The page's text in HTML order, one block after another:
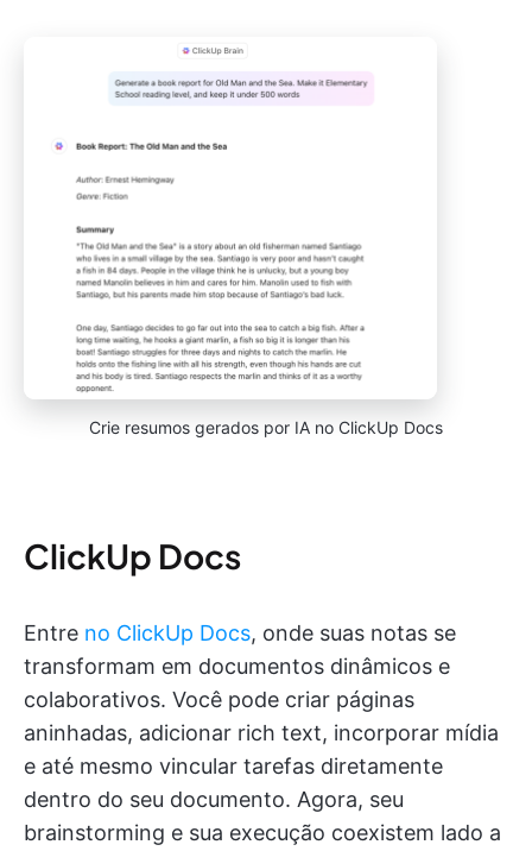
Crie resumos gerados por IA no ClickUp Docs
ClickUp Docs
Entre no ClickUp Docs, onde suas notas se
transformam em documentos dinâmicos e
colaborativos. Você pode criar páginas
aninhadas, adicionar rich text, incorporar mídia
e até mesmo vincular tarefas diretamente
dentro do seu documento. Agora, seu
brainstorming e sua execução coexistem lado a